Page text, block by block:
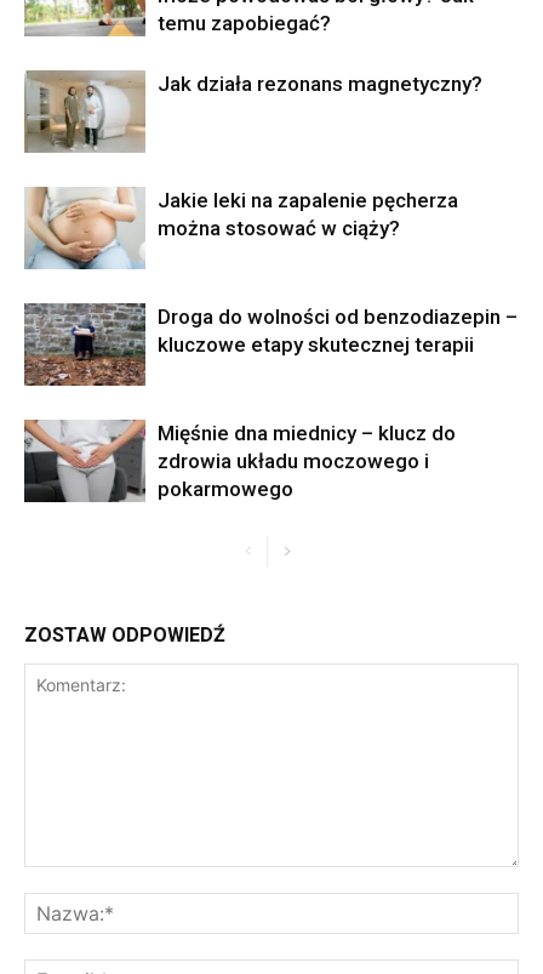
temu zapobiegać?
Jak działa rezonans magnetyczny?
Jakie leki na zapalenie pęcherza
można stosować w ciąży?
Droga do wolności od benzodiazepin –
kluczowe etapy skutecznej terapii
Mięśnie dna miednicy – klucz do
zdrowia układu moczowego i
pokarmowego
ZOSTAW ODPOWIEDŹ